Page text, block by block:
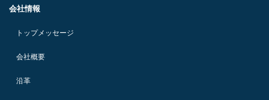
会社情報
トップメッセージ
会社概要
沿革